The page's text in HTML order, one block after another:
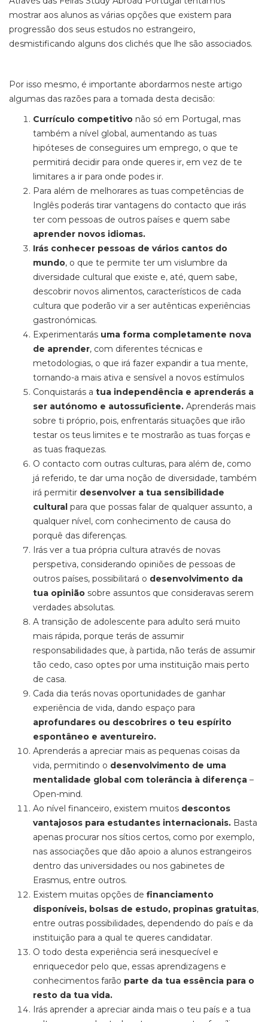
mostrar aos alunos as várias opções que existem para
progressão dos seus estudos no estrangeiro,
desmistificando alguns dos clichés que lhe são associados.
Por isso mesmo, é importante abordarmos neste artigo
algumas das razões para a tomada desta decisão:
Currículo competitivo não só em Portugal, mas
também a nível global, aumentando as tuas
hipóteses de conseguires um emprego, o que te
permitirá decidir para onde queres ir, em vez de te
limitares a ir para onde podes ir.
Para além de melhorares as tuas competências de
Inglês poderás tirar vantagens do contacto que irás
ter com pessoas de outros países e quem sabe
aprender novos idiomas.
Irás conhecer pessoas de vários cantos do
mundo, o que te permite ter um vislumbre da
diversidade cultural que existe e, até, quem sabe,
descobrir novos alimentos, característicos de cada
cultura que poderão vir a ser autênticas experiências
gastronómicas.
Experimentarás uma forma completamente nova
de aprender, com diferentes técnicas e
metodologias, o que irá fazer expandir a tua mente,
tornando-a mais ativa e sensível a novos estímulos
Conquistarás a tua independência e aprenderás a
ser autónomo e autossuficiente. Aprenderás mais
sobre ti próprio, pois, enfrentarás situações que irão
testar os teus limites e te mostrarão as tuas forças e
as tuas fraquezas.
O contacto com outras culturas, para além de, como
já referido, te dar uma noção de diversidade, também
irá permitir desenvolver a tua sensibilidade
cultural para que possas falar de qualquer assunto, a
qualquer nível, com conhecimento de causa do
porquê das diferenças.
Irás ver a tua própria cultura através de novas
perspetiva, considerando opiniões de pessoas de
outros países, possibilitará o desenvolvimento da
tua opinião sobre assuntos que consideravas serem
verdades absolutas.
A transição de adolescente para adulto será muito
mais rápida, porque terás de assumir
responsabilidades que, à partida, não terás de assumir
tão cedo, caso optes por uma instituição mais perto
de casa.
Cada dia terás novas oportunidades de ganhar
experiência de vida, dando espaço para
aprofundares ou descobrires o teu espírito
espontâneo e aventureiro.
Aprenderás a apreciar mais as pequenas coisas da
vida, permitindo o desenvolvimento de uma
mentalidade global com tolerância à diferença –
Open-mind.
Ao nível financeiro, existem muitos descontos
vantajosos para estudantes internacionais. Basta
apenas procurar nos sítios certos, como por exemplo,
nas associações que dão apoio a alunos estrangeiros
dentro das universidades ou nos gabinetes de
Erasmus, entre outros.
Existem muitas opções de financiamento
disponíveis, bolsas de estudo, propinas gratuitas,
entre outras possibilidades, dependendo do país e da
instituição para a qual te queres candidatar.
O todo desta experiência será inesquecível e
enriquecedor pelo que, essas aprendizagens e
conhecimentos farão parte da tua essência para o
resto da tua vida.
Irás aprender a apreciar ainda mais o teu país e a tua